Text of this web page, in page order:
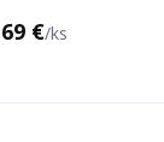
69 €/ks